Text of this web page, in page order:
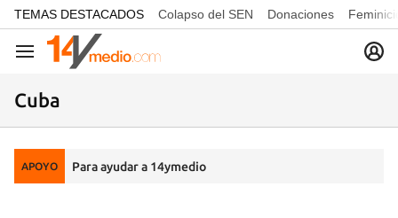
common.go-to-content
TEMAS DESTACADOS Colapso del SEN Donaciones
Navegación
Cuba
APOYO Para ayudar a 14ymedio